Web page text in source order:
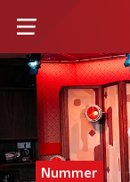
Nummer